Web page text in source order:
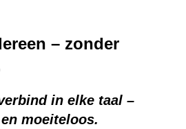
– zonder
in elke taal –
moeiteloos.